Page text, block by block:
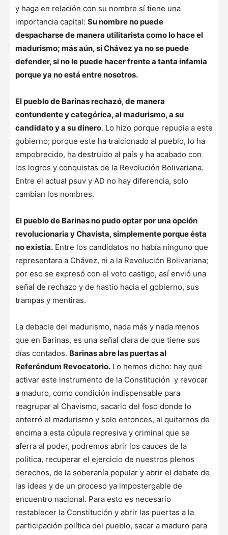
y haga en relación con su nombre sí tiene una
importancia capital: Su nombre no puede
despacharse de manera utilitarista como lo hace el
madurismo; más aún, si Chávez ya no se puede
defender, si no le puede hacer frente a tanta infamia
porque ya no está entre nosotros.
El pueblo de Barinas rechazó, de manera
contundente y categórica, al madurismo, a su
candidato y a su dinero. Lo hizo porque repudia a este
gobierno; porque este ha traicionado al pueblo, lo ha
empobrecido, ha destruido al país y ha acabado con
los logros y conquistas de la Revolución Bolivariana.
Entre el actual psuv y AD no hay diferencia, solo
cambian los nombres.
El pueblo de Barinas no pudo optar por una opción
revolucionaria y Chavista, simplemente porque ésta
no existía. Entre los candidatos no había ninguno que
representara a Chávez, ni a la Revolución Bolivariana;
por eso se expresó con el voto castigo, así envió una
señal de rechazo y de hastío hacia el gobierno, sus
trampas y mentiras.
La debacle del madurismo, nada más y nada menos
que en Barinas, es una señal clara de que tiene sus
días contados. Barinas abre las puertas al
Referéndum Revocatorio. Lo hemos dicho: hay que
activar este instrumento de la Constitución y revocar
a maduro, como condición indispensable para
reagrupar al Chavismo, sacarlo del foso donde lo
enterró el madurismo y solo entonces, al quitarnos de
encima a esta cúpula represiva y criminal que se
aferra al poder, podremos abrir los cauces de la
política, recuperar el ejercicio de nuestros plenos
derechos, de la soberanía popular y abrir el debate de
las ideas y de un proceso ya impostergable de
encuentro nacional. Para esto es necesario
restablecer la Constitución y abrir las puertas a la
participación política del pueblo, sacar a maduro para